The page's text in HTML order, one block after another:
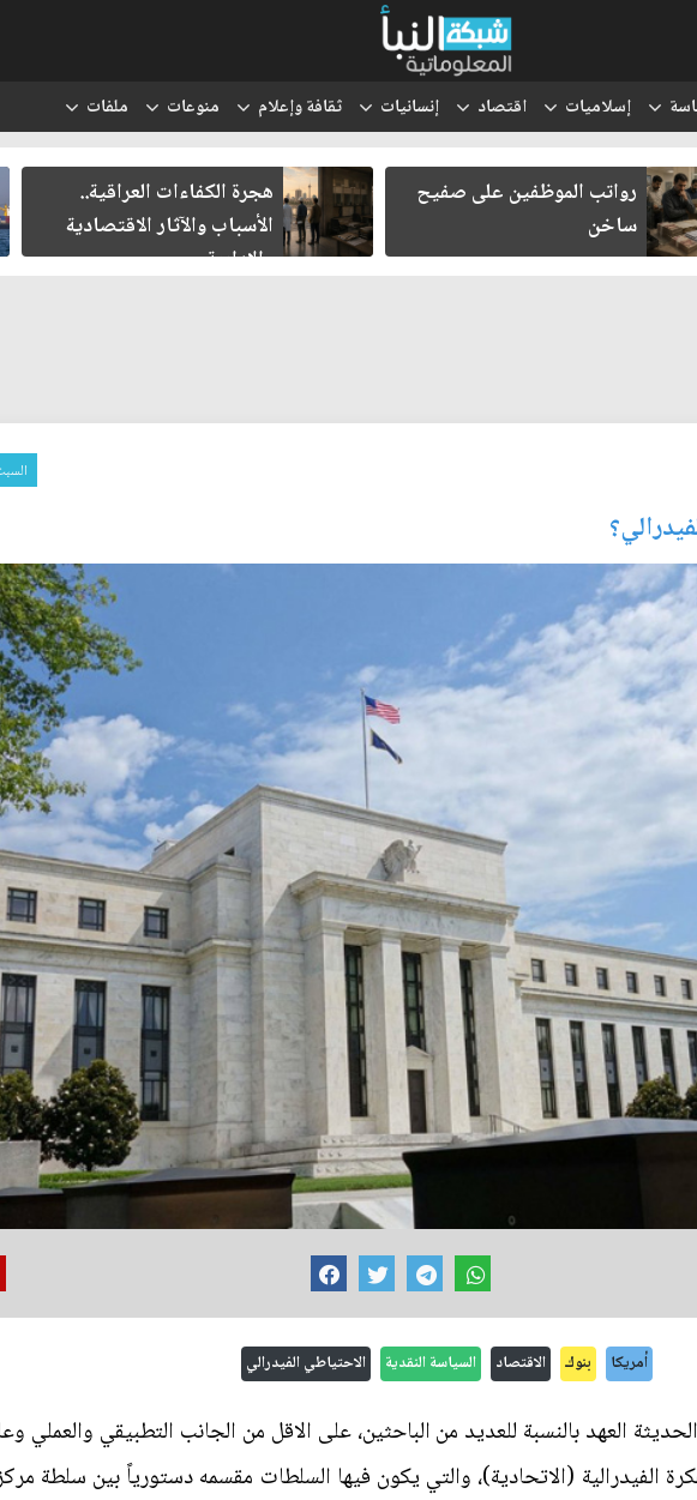
إسلاميات اقتصاد إنسانيات ثقافة وإعلام منوعات ملفات
رواتب الموظفين على صفيح
ساخن
هجرة الكفاءات العراقية..
الأسباب والآثار الاقتصادية
والإدارية
السبت 24 كانون
أمريكا بنوك الاقتصاد السياسة النقدية الاحتياطي الفيدرالي
العهد بالنسبة للعديد من الباحثين، على الاقل من الجانب التطبيقي والعملي
الفيدرالية (الاتحادية)، والتي يكون فيها السلطات مقسمه دستورياً بين سلطة